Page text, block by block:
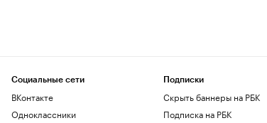
Социальные сети
ВКонтакте
Одноклассники
Подписки
Скрыть баннеры на РБК
Подписка на РБК